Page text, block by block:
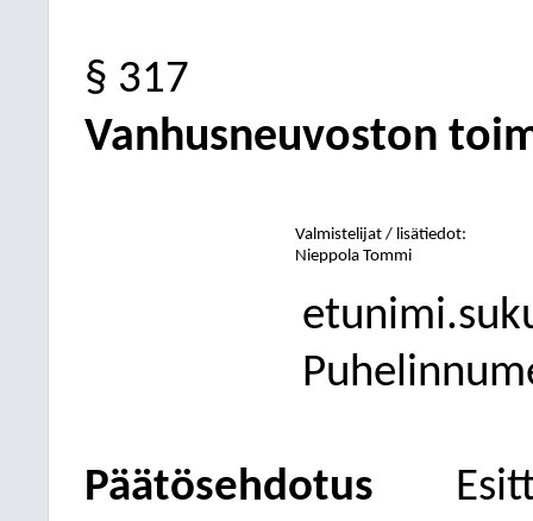
§ 317
Vanhusneuvoston
Valmistelijat / lisätiedot:
Nieppola Tommi
Päätösehdotus